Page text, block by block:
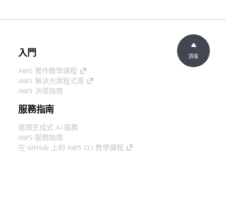
入門
AWS 實作教學課程
AWS 解決方案程式庫
AWS 決策指南
服務指南
選擇生成式 AI 服務
AWS 服務指南
在 GitHub 上的 AWS CLI 教學課程
頂端